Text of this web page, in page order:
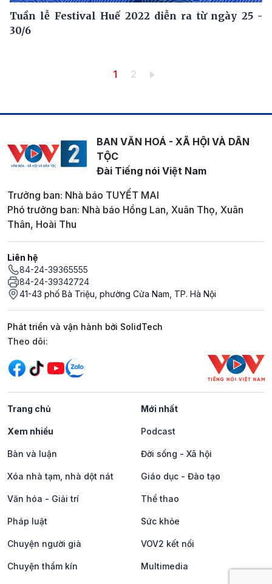
Tuần lễ Festival Huế 2022 diễn ra từ ngày 25 -
30/6
Trang hiện thời
1 Trang
2
BAN VĂN HOÁ - XÃ HỘI VÀ DÂN
TỘC
Đài Tiếng nói Việt Nam
Trưởng ban: Nhà báo TUYẾT MAI
Phó trưởng ban: Nhà báo Hồng Lan, Xuân Thọ, Xuân
Thân, Hoài Thu
Liên hệ
84-24-39365555
84-24-39342724
41-43 phố Bà Triệu, phường Cửa Nam, TP. Hà Nội
Phát triển và vận hành bởi SolidTech
Mạng xã hội
Theo dõi:
Trang chủ Mới nhất
Xem nhiều Podcast
Bàn và luận Đời sống - Xã hội
Xóa nhà tạm, nhà dột nát Giáo dục - Đào tạo
Văn hóa - Giải trí Thể thao
Pháp luật Sức khỏe
Chuyện người già VOV2 kết nối
Chuyện thầm kín Multimedia